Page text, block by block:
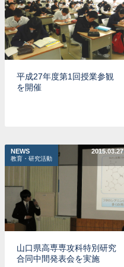
平成27年度第1回授業参観
を開催
NEWS
教育・研究活動
2015.03.27
山口県高専専攻科特別研究
合同中間発表会を実施